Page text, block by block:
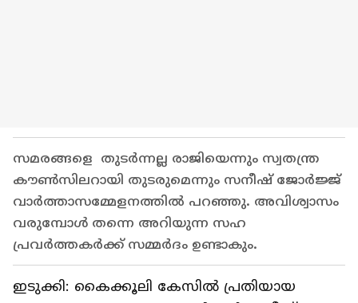
സമരങ്ങളെ തുടർന്നല്ല രാജിയെന്നും സ്വതന്ത്ര
കൗൺസിലറായി തുടരുമെന്നും സനീഷ് ജോർജ്ജ്
വാർത്താസമ്മേളനത്തിൽ പറഞ്ഞു. അവിശ്വാസം
വരുമ്പോൾ തന്നെ അറിയുന്ന സഹ
പ്രവർത്തകർക്ക് സമ്മർദം ഉണ്ടാകും.
ഇടുക്കി: കൈക്കൂലി കേസിൽ പ്രതിയായ